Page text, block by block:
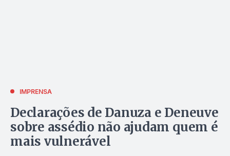
IMPRENSA
Declarações de Danuza e Deneuve
sobre assédio não ajudam quem é
mais vulnerável